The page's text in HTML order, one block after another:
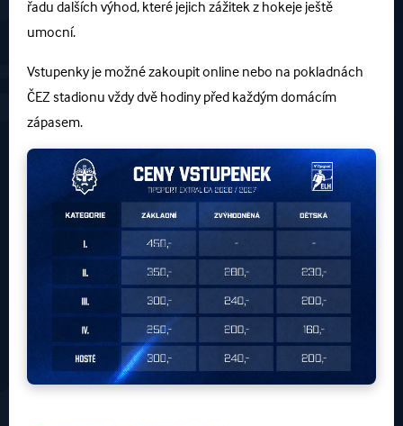
řadu dalších výhod, které jejich zážitek z hokeje ještě
umocní.
Vstupenky je možné zakoupit online nebo na pokladnách
ČEZ stadionu vždy dvě hodiny před každým domácím
zápasem.